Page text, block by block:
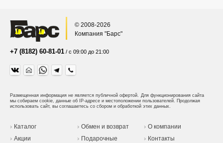
© 2008-2026
Компания "Барс"
+7 (8182) 60-81-01 / с 09:00 до 21:00
Размещенная информация не является публичной офертой. Для функционирования сайта
мы собираем cookie, данные об IP-адресе и местоположении пользователей. Продолжая
использовать сайт, вы соглашаетесь со сбором и обработкой этих данных.
Каталог
Акции
Обмен и возврат
Подарочные
О компании
Контакты